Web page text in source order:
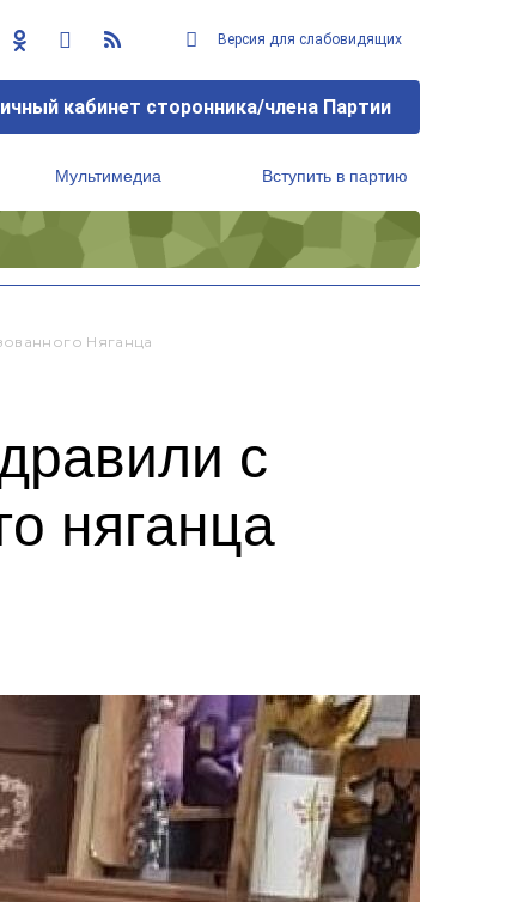
Версия для слабовидящих
кабинет сторонника/члена Партии
Мультимедиа Вступить в партию
Няганца
с
няганца